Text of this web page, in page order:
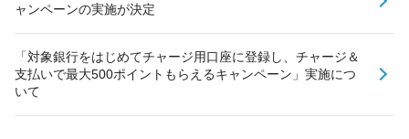
ャンペーンの実施が決定
「対象銀行をはじめてチャージ用口座に登録し、チャージ＆
支払いで最大500ポイントもらえるキャンペーン」実施につ
いて